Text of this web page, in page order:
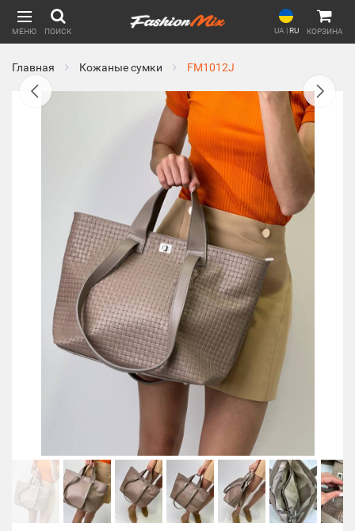
МЕНЮ ПОИСК UA |RU КОРЗИНА
Главная Кожаные сумки FM1012J